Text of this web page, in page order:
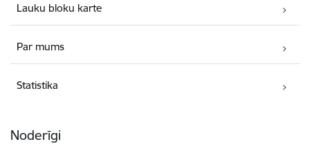
Lauku bloku karte
Par mums
Statistika
Noderīgi